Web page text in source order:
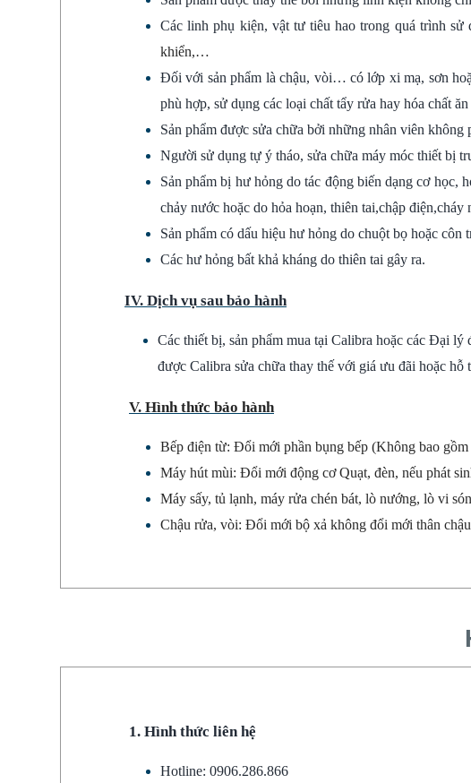
Các linh phụ kiện, vật tư tiêu hao trong quá trình
khiển,…
Đối với sản phẩm là chậu, vòi… có lớp xi mạ, sơn
phù hợp, sử dụng các loại chất tẩy rửa hay hóa chất
Sản phẩm được sửa chữa bởi những nhân viên
Người sử dụng tự ý tháo, sửa chữa máy móc thiết bị
Sản phẩm bị hư hỏng do tác động biến dạng cơ học,
chảy nước hoặc do hỏa hoạn, thiên tai,chập điện,cháy
Sản phẩm có dấu hiệu hư hỏng do chuột bọ hoặc côn
Các hư hỏng bất khả kháng do thiên tai gây ra.
IV. Dịch vụ sau bảo hành
Các thiết bị, sản phẩm mua tại Calibra hoặc các Đại
được Calibra sửa chữa thay thế với giá ưu đãi hoặc hỗ
V. Hình thức bảo hành
Bếp điện từ: Đổi mới phần bụng bếp (Không bao gồm
Máy hút mùi: Đổi mới động cơ Quạt, đèn, nếu phát
Máy sấy, tủ lạnh, máy rửa chén bát, lò nướng, lò vi
Chậu rửa, vòi: Đổi mới bộ xả không đổi mới thân
1. Hình thức liên hệ
Hotline: 0906.286.866